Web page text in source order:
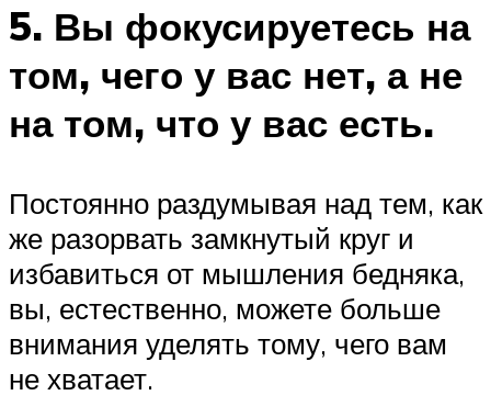
5. Вы фокусируетесь на
том, чего у вас нет, а не
на том, что у вас есть.
Постоянно раздумывая над тем, как
же разорвать замкнутый круг и
избавиться от мышления бедняка,
вы, естественно, можете больше
внимания уделять тому, чего вам
не хватает.